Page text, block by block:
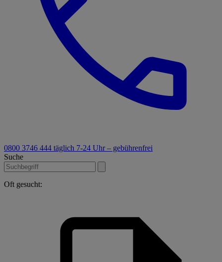
0800 3746 444 täglich 7-24 Uhr – gebührenfrei
Suche
Oft gesucht: